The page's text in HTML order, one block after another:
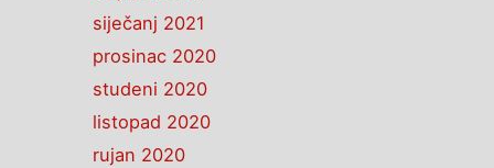
siječanj 2021
prosinac 2020
studeni 2020
listopad 2020
rujan 2020